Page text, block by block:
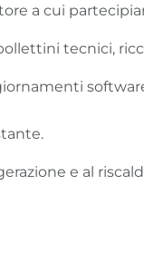
a cui
tecnici,
e al